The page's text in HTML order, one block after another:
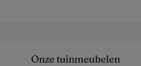
Onze tuinmeubelen